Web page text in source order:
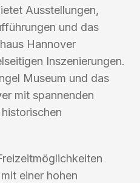
Ausstellungen,
und das
Hannover
Inszenierungen.
Museum und das
mit spannenden
einer hohen